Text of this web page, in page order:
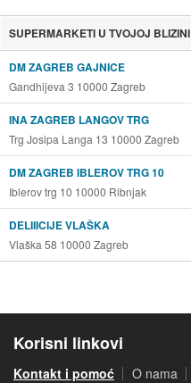
SUPERMARKETI U TVOJOJ BLIZINI
DM ZAGREB GAJNICE
Gandhijeva 3 10000 Zagreb
INA ZAGREB LANGOV TRG
Trg Josipa Langa 13 10000 Zagreb
DM ZAGREB IBLEROV TRG 10
Iblerov trg 10 10000 Ribnjak
DELIIICIJE VLAŠKA
Vlaška 58 10000 Zagreb
Korisni linkovi
Kontakt i pomoć O nama